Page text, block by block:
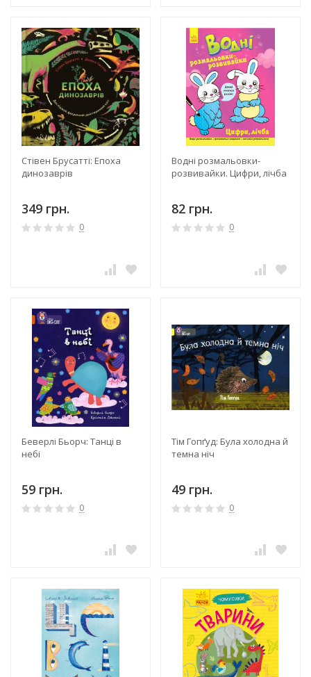
Стівен Брусатті: Епоха
динозаврів
349 грн.
0
Водні розмальовки-
розвивайки. Цифри, лічба
82 грн.
0
Беверлі Бьорч: Танці в
небі
59 грн.
0
Тім Гопґуд: Була холодна й
темна ніч
49 грн.
0